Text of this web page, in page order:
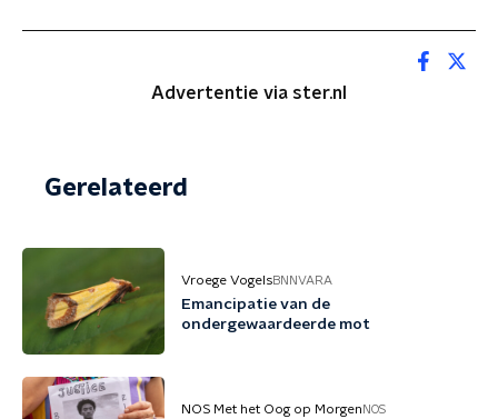
Advertentie via ster.nl
Gerelateerd
Vroege VogelsBNNVARA
Emancipatie van de
ondergewaardeerde mot
NOS Met het Oog op Morgen NOS